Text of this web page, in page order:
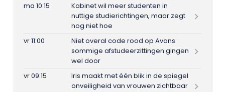
ma 10:15
Kabinet wil meer studenten in
nuttige studierichtingen, maar zegt
nog niet hoe
vr 11:00
Niet overal code rood op Avans:
sommige afstudeerzittingen gingen
wel door
vr 09:15
Iris maakt met één blik in de spiegel
onveiligheid van vrouwen zichtbaar